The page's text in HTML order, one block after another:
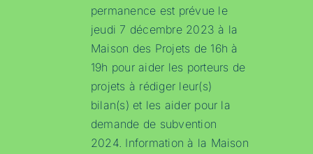
permanence est prévue le
jeudi 7 décembre 2023 à la
Maison des Projets de 16h à
19h pour aider les porteurs de
projets à rédiger leur(s)
bilan(s) et les aider pour la
demande de subvention
2024. Information à la Maison